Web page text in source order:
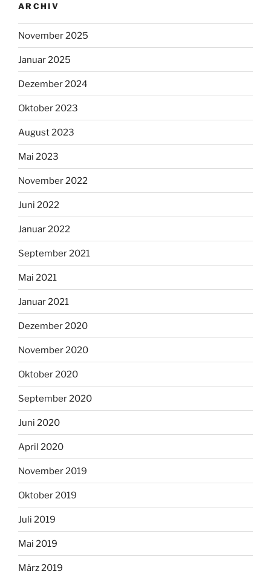
ARCHIV
November 2025
Januar 2025
Dezember 2024
Oktober 2023
August 2023
Mai 2023
November 2022
Juni 2022
Januar 2022
September 2021
Mai 2021
Januar 2021
Dezember 2020
November 2020
Oktober 2020
September 2020
Juni 2020
April 2020
November 2019
Oktober 2019
Juli 2019
Mai 2019
März 2019